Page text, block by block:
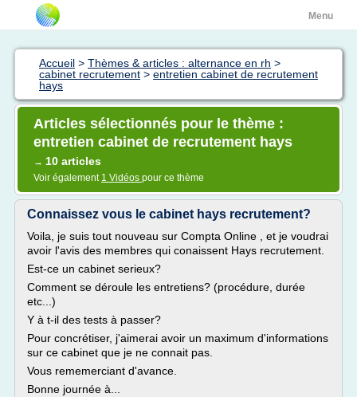
Menu
Accueil > Thèmes & articles : alternance en rh >
cabinet recrutement > entretien cabinet de recrutement
hays
Articles sélectionnés pour le thème :
entretien cabinet de recrutement hays
→ 10 articles
Voir également 1 Vidéos pour ce thème
Connaissez vous le cabinet hays recrutement?
Voila, je suis tout nouveau sur Compta Online , et je voudrai
avoir l'avis des membres qui conaissent Hays recrutement.
Est-ce un cabinet serieux?
Comment se déroule les entretiens? (procédure, durée
etc...)
Y à t-il des tests à passer?
Pour concrétiser, j'aimerai avoir un maximum d'informations
sur ce cabinet que je ne connait pas.
Vous rememerciant d'avance.
Bonne journée à...